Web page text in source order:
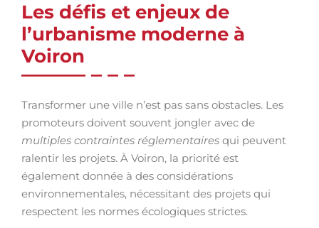
Les défis et enjeux de
l’urbanisme moderne à
Voiron
Transformer une ville n’est pas sans obstacles. Les
promoteurs doivent souvent jongler avec de
multiples contraintes réglementaires qui peuvent
ralentir les projets. À Voiron, la priorité est
également donnée à des considérations
environnementales, nécessitant des projets qui
respectent les normes écologiques strictes.